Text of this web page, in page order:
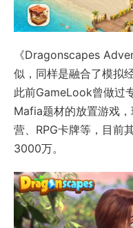
《Dragonscapes
似，同样是融合了模拟
此前GameLook曾做过
Mafia题材的放置游戏
营、RPG卡牌等，目前
3000万。